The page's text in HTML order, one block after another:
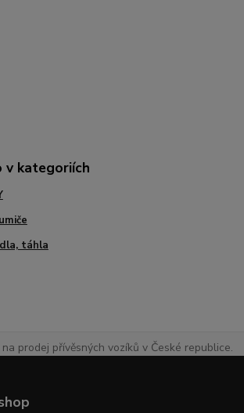
v kategoriích
táhla
prodej přívěsných vozíků v České republice.